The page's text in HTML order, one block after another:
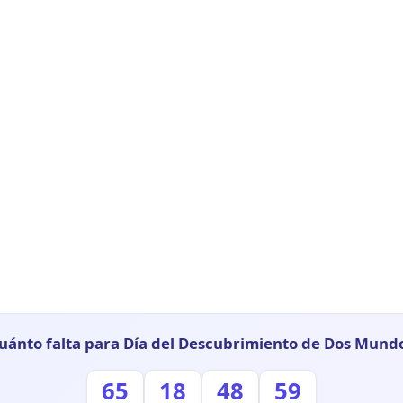
falta para Día del Descubrimiento de Dos
65 18 48 58